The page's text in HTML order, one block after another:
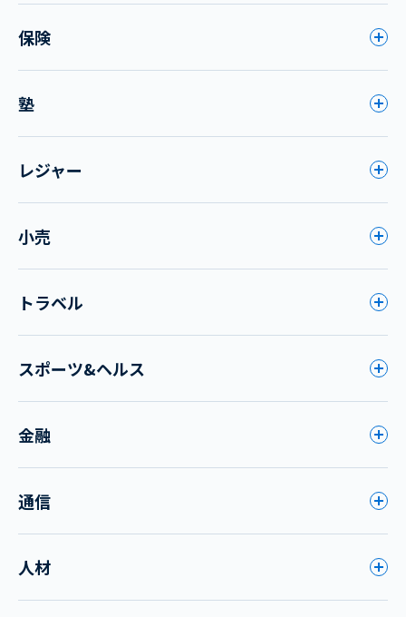
保険
塾
レジャー
小売
トラベル
スポーツ&ヘルス
金融
通信
人材